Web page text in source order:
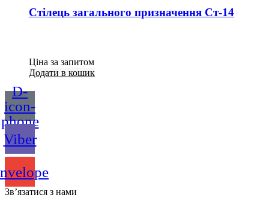
Стілець загального призначення Ст-14
Ціна за запитом
Додати в кошик
D-
icon-
phone
Viber
Зв’язатися з нами